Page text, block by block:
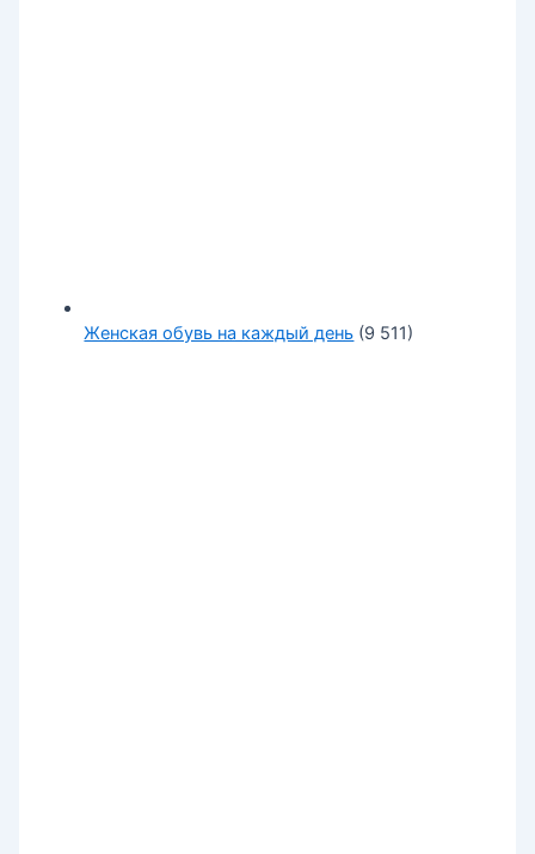
Женская обувь на каждый день (9 511)